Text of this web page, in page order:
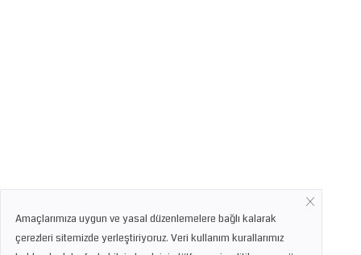
Amaçlarımıza uygun ve yasal düzenlemelere bağlı kalarak
çerezleri sitemizde yerleştiriyoruz. Veri kullanım kurallarımız